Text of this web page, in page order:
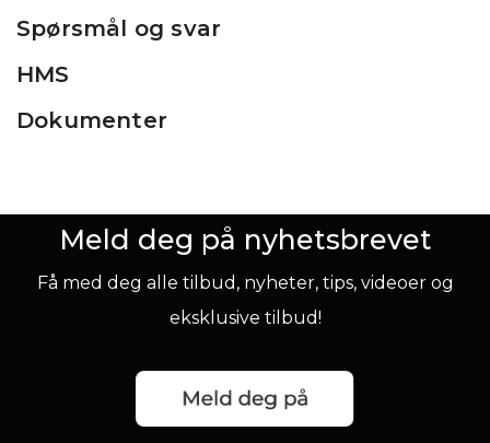
Spørsmål og svar
HMS
Dokumenter
Meld deg på nyhetsbrevet
Få med deg alle tilbud, nyheter, tips, videoer og
eksklusive tilbud!